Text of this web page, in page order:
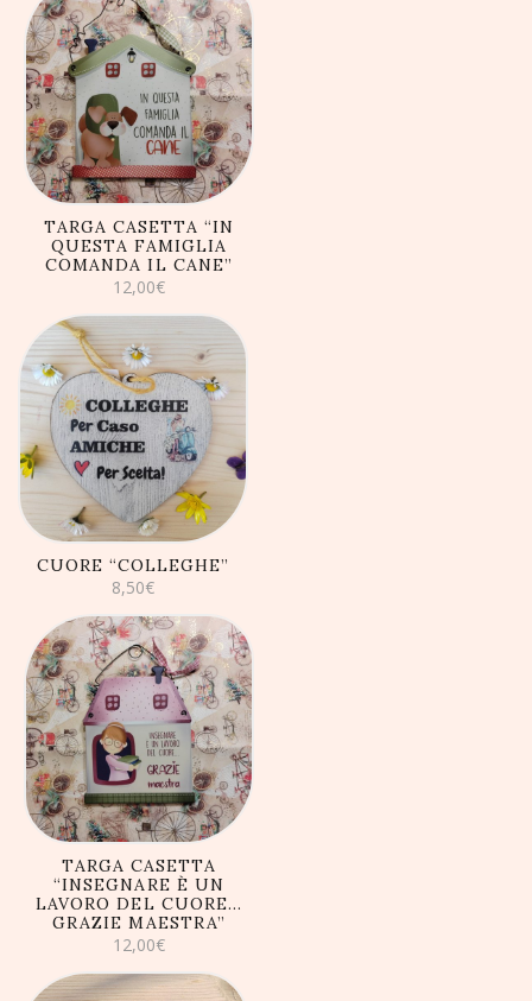
AGGIUNGI AL
CARRELLO
TARGA CASETTA “IN
QUESTA FAMIGLIA
COMANDA IL CANE”
12,00€
AGGIUNGI AL
CARRELLO
CUORE “COLLEGHE”
8,50€
AGGIUNGI AL
CARRELLO
TARGA CASETTA
“INSEGNARE È UN
LAVORO DEL CUORE…
GRAZIE MAESTRA”
12,00€